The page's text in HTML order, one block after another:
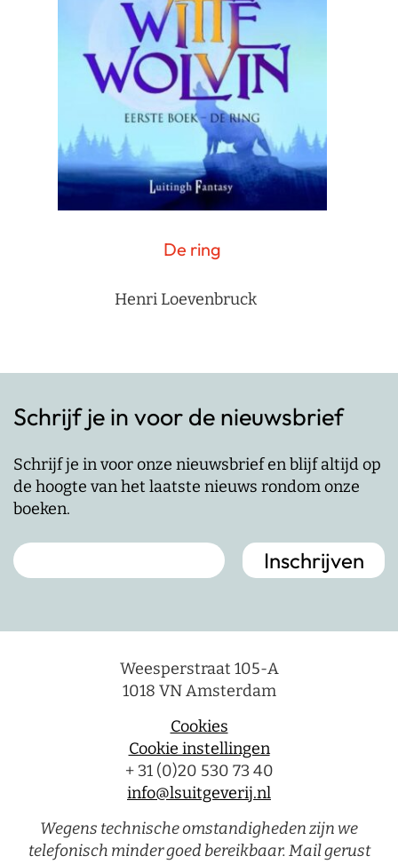
De ring
Henri Loevenbruck
Schrijf je in voor de nieuwsbrief
Schrijf je in voor onze nieuwsbrief en blijf altijd op
de hoogte van het laatste nieuws rondom onze
boeken.
Weesperstraat 105-A
1018 VN Amsterdam
Cookies
Cookie instellingen
+ 31 (0)20 530 73 40
info@lsuitgeverij.nl
Wegens technische omstandigheden zijn we
telefonisch minder goed bereikbaar. Mail gerust